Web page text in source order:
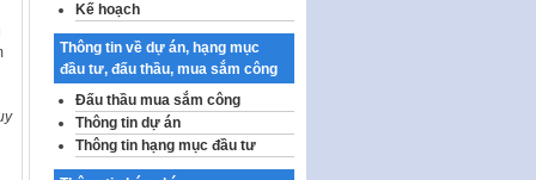
Quy định chi tiết và hướng dẫn
thi hành một số điều của Luật Lý
lịch tư…
Sửa đổi, bổ sung một số nội
dung tại Nghị quyết số 30/NQ-
CP ngày 24 tháng 02…
Ban hành Chương trình hành
Kế hoạch
Thông tin về dự án, hạng mục
đầu tư, đấu thầu, mua sắm công
Đấu thầu mua sắm công
Thông tin dự án
Thông tin hạng mục đầu tư